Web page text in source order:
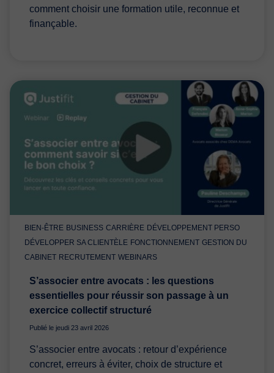
comment choisir une formation utile, reconnue et
finançable.
BIEN-ÊTRE BUSINESS CARRIÈRE DÉVELOPPEMENT PERSO
DÉVELOPPER SA CLIENTÈLE FONCTIONNEMENT GESTION DU
CABINET RECRUTEMENT WEBINARS
S’associer entre avocats : les questions
essentielles pour réussir son passage à un
exercice collectif structuré
Publié le jeudi 23 avril 2026
S’associer entre avocats : retour d’expérience
concret, erreurs à éviter, choix de structure et